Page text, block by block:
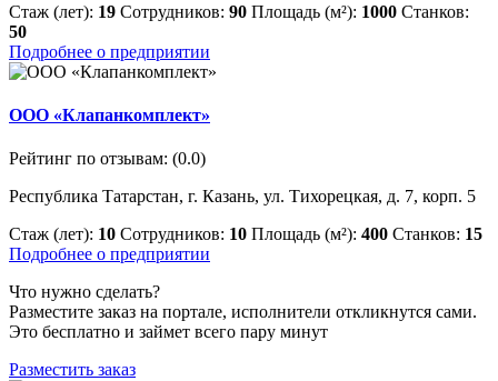
Стаж (лет): 19 Сотрудников: 90 Площадь (м²): 1000 Станков:
50
Подробнее о предприятии
ООО «Клапанкомплект»
Рейтинг по отзывам: (0.0)
Республика Татарстан, г. Казань, ул. Тихорецкая, д. 7, корп. 5
Стаж (лет): 10 Сотрудников: 10 Площадь (м²): 400 Станков: 15
Подробнее о предприятии
Что нужно сделать?
Разместите заказ на портале, исполнители откликнутся сами.
Это бесплатно и займет всего пару минут
Разместить заказ